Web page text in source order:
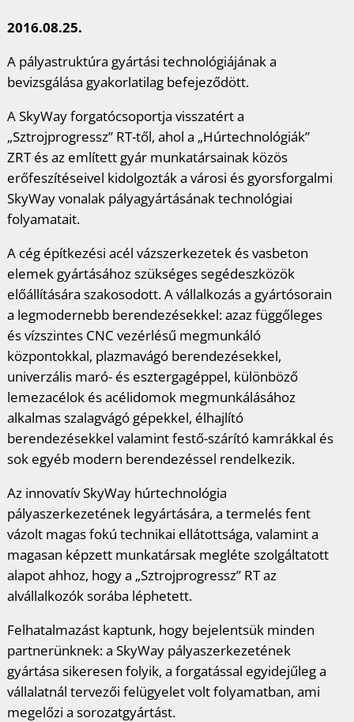
2016.08.25.
A pályastruktúra gyártási technológiájának a
bevizsgálása gyakorlatilag befejeződött.
A SkyWay forgatócsoportja visszatért a
„Sztrojprogressz” RT-től, ahol a „Húrtechnológiák”
ZRT és az említett gyár munkatársainak közös
erőfeszítéseivel kidolgozták a városi és gyorsforgalmi
SkyWay vonalak pályagyártásának technológiai
folyamatait.
A cég építkezési acél vázszerkezetek és vasbeton
elemek gyártásához szükséges segédeszközök
előállítására szakosodott. A vállalkozás a gyártósorain
a legmodernebb berendezésekkel: azaz függőleges
és vízszintes CNC vezérlésű megmunkáló
központokkal, plazmavágó berendezésekkel,
univerzális maró- és esztergagéppel, különböző
lemezacélok és acélidomok megmunkálásához
alkalmas szalagvágó gépekkel, élhajlító
berendezésekkel valamint festő-szárító kamrákkal és
sok egyéb modern berendezéssel rendelkezik.
Az innovatív SkyWay húrtechnológia
pályaszerkezetének legyártására, a termelés fent
vázolt magas fokú technikai ellátottsága, valamint a
magasan képzett munkatársak megléte szolgáltatott
alapot ahhoz, hogy a „Sztrojprogressz” RT az
alvállalkozók sorába léphetett.
Felhatalmazást kaptunk, hogy bejelentsük minden
partnerünknek: a SkyWay pályaszerkezetének
gyártása sikeresen folyik, a forgatással egyidejűleg a
vállalatnál tervezői felügyelet volt folyamatban, ami
megelőzi a sorozatgyártást.